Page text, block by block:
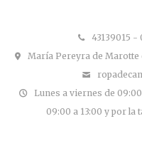
43139015 -
María Pereyra de Marotte
Lunes a viernes de 09:00
09:00 a 13:00 y por la